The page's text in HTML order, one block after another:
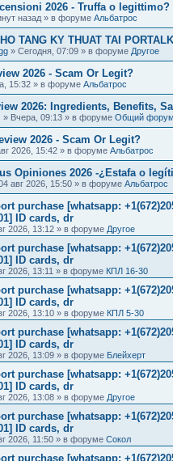
2026 - Truffa o legittimo?
назад » в форуме Альбатрос
TANG KY THUAT TAI
» Сегодня, 07:09 » в форуме Другое
2026 - Scam Or Legit?
15:32 » в форуме Альбатрос
2026: Ingredients, Benefits,
» Вчера, 09:13 » в форуме Общий форум
2026 - Scam Or Legit?
2026, 15:42 » в форуме Альбатрос
Opiniones 2026 -¿Estafa o
авг 2026, 15:50 » в форуме Альбатрос
purchase [whatsapp:
ID cards, dr
2026, 13:12 » в форуме Другое
purchase [whatsapp:
ID cards, dr
2026, 13:11 » в форуме КПЛ 16-30
purchase [whatsapp:
ID cards, dr
2026, 13:10 » в форуме КПЛ 5-30
purchase [whatsapp:
ID cards, dr
2026, 13:09 » в форуме Блейхерт
purchase [whatsapp:
ID cards, dr
2026, 13:08 » в форуме Другое
purchase [whatsapp:
ID cards, dr
2026, 11:50 » в форуме Сокол
purchase [whatsapp: